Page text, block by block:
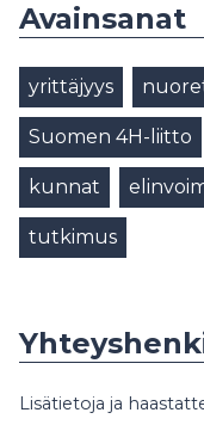
Avainsanat
yrittäjyys
Suomen 4H-liitto
kunnat
tutkimus
Lisätietoja ja